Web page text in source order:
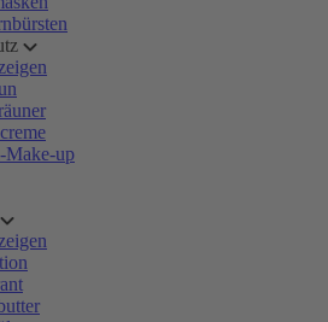
Make-up